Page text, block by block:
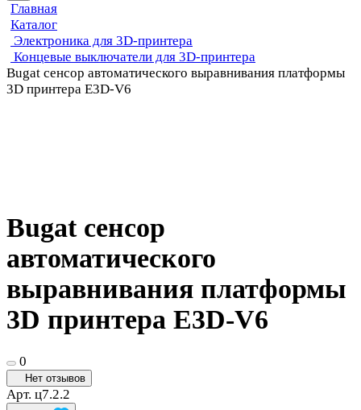
Главная
Каталог
Электроника для 3D-принтера
Концевые выключатели для 3D-принтера
Bugat сенсор автоматического выравнивания платформы
3D принтера E3D-V6
Bugat сенсор
автоматического
выравнивания платформы
3D принтера E3D-V6
0
Нет отзывов
Арт. ц7.2.2